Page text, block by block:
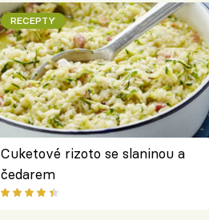
RECEPTY
Cuketové rizoto se slaninou a
čedarem